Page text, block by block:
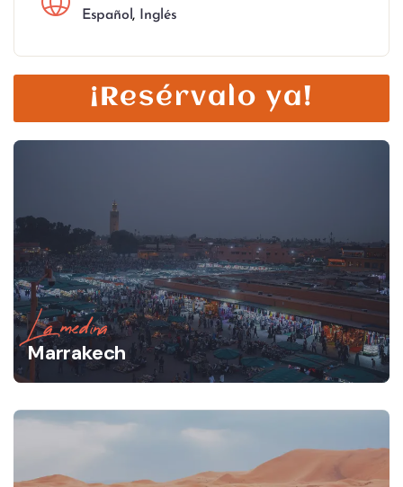
Español, Inglés
¡Resérvalo ya!
La medina
Marrakech